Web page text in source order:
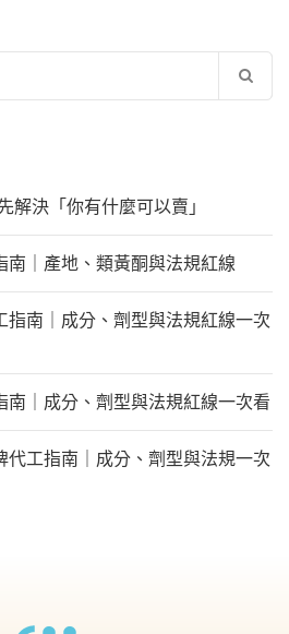
解決「你有什麼可以賣」
南｜產地、類黃酮與法規紅線
指南｜成分、劑型與法規紅線一次
南｜成分、劑型與法規紅線一次看
代工指南｜成分、劑型與法規一次